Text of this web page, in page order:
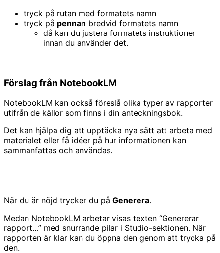
tryck på rutan med formatets namn
tryck på pennan bredvid formatets namn
då kan du justera formatets instruktioner
innan du använder det.
Förslag från NotebookLM
NotebookLM kan också föreslå olika typer av rapporter
utifrån de källor som finns i din anteckningsbok.
Det kan hjälpa dig att upptäcka nya sätt att arbeta med
materialet eller få idéer på hur informationen kan
sammanfattas och användas.
När du är nöjd trycker du på Generera.
Medan NotebookLM arbetar visas texten “Genererar
rapport…” med snurrande pilar i Studio-sektionen. När
rapporten är klar kan du öppna den genom att trycka på
den.